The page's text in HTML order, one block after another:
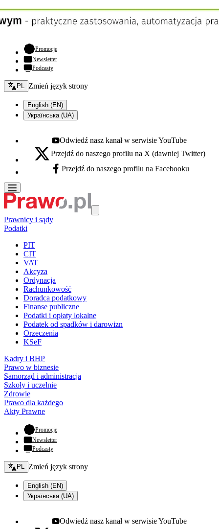
Promocje- otwiera się w nowej karcie
Newsletter
Podcasty
Zmień język - bieżący:
PL Zmień język strony
English (EN)
Українська (UA)
Youtube - otwiera się w nowej karcie
Odwiedź nasz kanał w serwisie YouTube
X - otwiera się w nowej karcie
Przejdź do naszego profilu na X (dawniej Twitter)
Facebook - otwiera się w nowej karcie
Przejdź do naszego profilu na Facebooku
Prawnicy i sądy
Podatki
PIT
CIT
VAT
Akcyza
Ordynacja
Rachunkowość
Doradca podatkowy
Finanse publiczne
Podatki i opłaty lokalne
Podatek od spadków i darowizn
Orzeczenia
KSeF
Kadry i BHP
Prawo w biznesie
Samorząd i administracja
Szkoły i uczelnie
Zdrowie
Prawo dla każdego
Akty Prawne
Promocje- otwiera się w nowej karcie
Newsletter
Podcasty
Zmień język - bieżący:
PL Zmień język strony
English (EN)
Українська (UA)
Youtube - otwiera się w nowej karcie
Odwiedź nasz kanał w serwisie YouTube